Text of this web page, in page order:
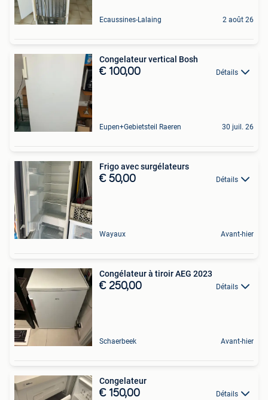
Ecaussines-Lalaing 2 août 26
Congelateur vertical Bosh
€ 100,00 Détails
Eupen+Gebietsteil Raeren 30 juil. 26
Frigo avec surgélateurs
€ 50,00 Détails
Wayaux Avant-hier
Congélateur à tiroir AEG 2023
€ 250,00 Détails
Schaerbeek Avant-hier
Congelateur
€ 150,00 Détails